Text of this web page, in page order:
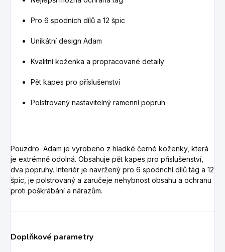
Pro 6 spodních dílů a 12 špic
Unikátní design Adam
Kvalitní koženka a propracované detaily
Pět kapes pro příslušenství
Polstrovaný nastavitelný ramenní popruh
Pouzdro Adam je vyrobeno z hladké černé koženky, která
je extrémně odolná. Obsahuje pět kapes pro příslušenství,
dva popruhy. Interiér je navržený pro 6 spodnchí dílů tág a 12
špic, je polstrovaný a zaručeje nehybnost obsahu a ochranu
proti poškrábání a nárazům.
Doplňkové parametry